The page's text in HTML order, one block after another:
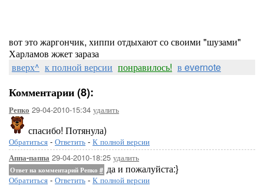
вот это жаргончик, хиппи отдыхают со своими "шузами"
Харламов жжет зараза
вверх^ к полной версии понравилось! в evernote
Комментарии (8):
Репко 29-04-2010-15:34 удалить
спасибо! Потянула)
Обратиться - Ответить - К полной версии
Аппа-паппа 29-04-2010-18:25 удалить
Ответ на комментарий Репко # да и пожалуйста:}
Обратиться - Ответить - К полной версии